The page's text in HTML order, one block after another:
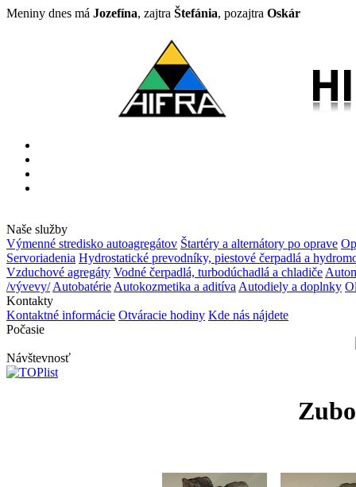
Meniny dnes má Jozefína, zajtra Štefánia, pozajtra Oskár
Naše služby
Výmenné stredisko autoagregátov Štartéry a alternátory po oprave
Servoriadenia Hydrostatické prevodníky, piestové čerpadlá a
Vzduchové agregáty Vodné čerpadlá, turbodúchadlá a chladiče
/vývevy/ Autobatérie Autokozmetika a aditíva Autodiely a doplnky
Kontakty
Kontaktné informácie Otváracie hodiny Kde nás nájdete
Počasie
Návštevnosť